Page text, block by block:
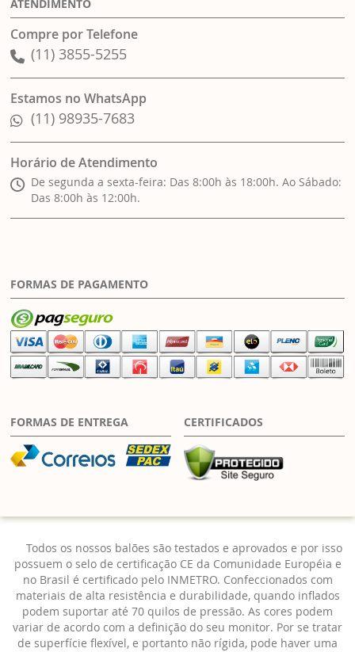
ATENDIMENTO
Compre por Telefone
(11) 3855-5255
Estamos no WhatsApp
(11) 98935-7683
Horário de Atendimento
De segunda a sexta-feira: Das 8:00h às 18:00h. Ao Sábado:
Das 8:00h às 12:00h.
FORMAS DE PAGAMENTO
FORMAS DE ENTREGA CERTIFICADOS
Todos os nossos balões são testados e aprovados e por isso
possuem o selo de certificação CE da Comunidade Européia e
no Brasil é certificado pelo INMETRO. Confeccionados com
materiais de alta resistência e durabilidade, quando inflados
podem suportar até 70 quilos de pressão. As cores podem
variar de acordo com a definição do seu monitor. Por se tratar
de superfície flexível, e portanto não rígida, pode haver uma